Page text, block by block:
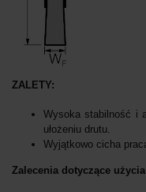
ZALETY:
Wysoka stabilność i
ułożeniu drutu.
Wyjątkowo cicha
Zalecenia dotyczące